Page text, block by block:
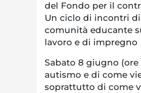
del Fondo per il
Un ciclo di incontri
comunità educante
lavoro e di impregno
Sabato 8 giugno (ore
autismo e di come
soprattutto di come